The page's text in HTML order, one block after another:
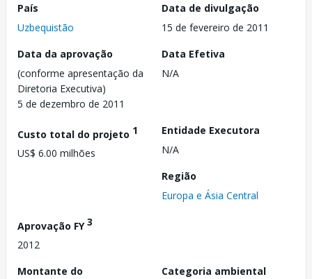
País
Uzbequistão
Data de divulgação
15 de fevereiro de 2011
Data da aprovação
(conforme apresentação da
Diretoria Executiva)
5 de dezembro de 2011
Data Efetiva
N/A
Custo total do projeto 1
US$ 6.00 milhões
Entidade Executora
N/A
Região
Europa e Ásia Central
Aprovação FY3
2012
Montante do
Categoria ambiental